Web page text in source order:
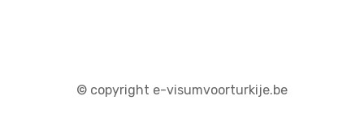
© copyright e-visumvoorturkije.be